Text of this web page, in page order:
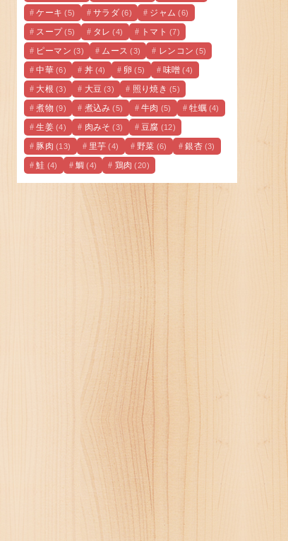
ケーキ (5) サラダ (6) ジャム (6)
スープ (5) タレ (4) トマト (7)
ピーマン (3) ムース (3) レンコン (5)
中華 (6) 丼 (4) 卵 (5) 味噌 (4)
大根 (3) 大豆 (3) 照り焼き (5)
煮物 (9) 煮込み (5) 牛肉 (5) 牡蠣 (4)
生姜 (4) 肉みそ (3) 豆腐 (12)
豚肉 (13) 里芋 (4) 野菜 (6) 銀杏 (3)
鮭 (4) 鯛 (4) 鶏肉 (20)